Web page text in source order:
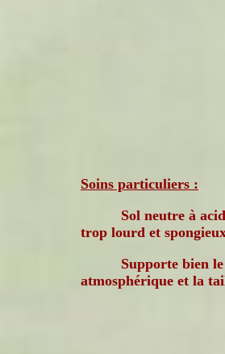
Soins particuliers :
Sol neutre à
trop lourd et
Supporte bien
atmosphérique et la